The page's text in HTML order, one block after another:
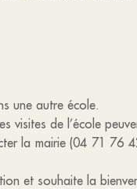
une autre école.
visites de l’école
la mairie (04 71
et souhaite la